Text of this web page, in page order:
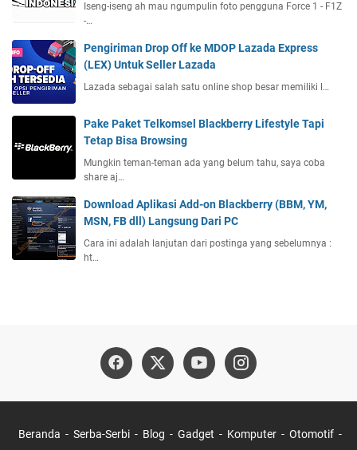
Iseng-iseng ah mau ngumpulin foto pengguna Force 1 - F1Z
-…
Pengiriman Drop Off ke MDOP Lazada Express
(LEX) Untuk Seller Lazada
Lazada sebagai salah satu online shop besar memiliki l…
Pake Paket Telkomsel Blackberry Lifestyle Tapi
Tetap Bisa Browsing
Mungkin teman-teman ada yang belum tahu, saya coba
share aj…
Download Aplikasi Add-on Blackberry (BBM, YM,
MSN, FB dll) Langsung Dari PC
Cara ini adalah lanjutan dari postinga yang sebelumnya :
ht…
Beranda Serba-Serbi Blog Gadget Komputer Otomotif